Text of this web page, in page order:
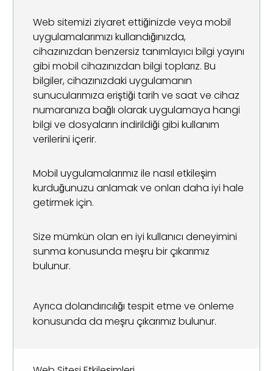
Web sitemizi ziyaret ettiğinizde veya mobil
uygulamalarımızı kullandığınızda,
cihazınızdan benzersiz tanımlayıcı bilgi yayını
gibi mobil cihazınızdan bilgi toplarız. Bu
bilgiler, cihazınızdaki uygulamanın
sunucularımıza eriştiği tarih ve saat ve cihaz
numaranıza bağlı olarak uygulamaya hangi
bilgi ve dosyaların indirildiği gibi kullanım
verilerini içerir.
Mobil uygulamalarımız ile nasıl etkileşim
kurduğunuzu anlamak ve onları daha iyi hale
getirmek için.
Size mümkün olan en iyi kullanıcı deneyimini
sunma konusunda meşru bir çıkarımız
bulunur.
Ayrıca dolandırıcılığı tespit etme ve önleme
konusunda da meşru çıkarımız bulunur.